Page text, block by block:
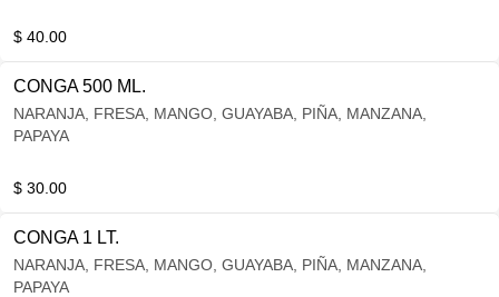
$ 40.00
CONGA 500 ML.
NARANJA, FRESA, MANGO, GUAYABA, PIÑA, MANZANA,
PAPAYA
$ 30.00
CONGA 1 LT.
NARANJA, FRESA, MANGO, GUAYABA, PIÑA, MANZANA,
PAPAYA